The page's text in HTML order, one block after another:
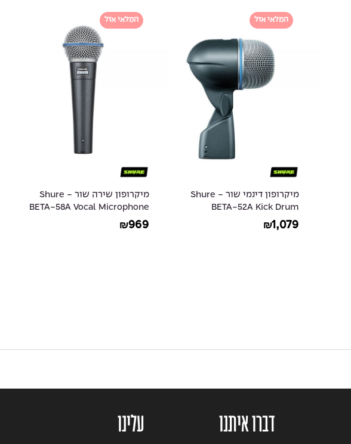
המלאי אזל
מיקרופון דינמי שור - Shure
BETA-52A Kick Drum
Microphone
₪1,079
המלאי אזל
מיקרופון שירה שור - Shure
BETA-58A Vocal Microphone
₪969
דברו איתנו עלינו